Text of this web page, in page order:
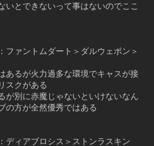
いとできないって事はないのでここ
ファントムダート＞ダルウェポン＞
あるが火力過多な環境でキャスが接
スクがある
が別に赤魔じゃないといけないなん
の方が全然優秀ではある
ディアブロシス＞ストンラスキン